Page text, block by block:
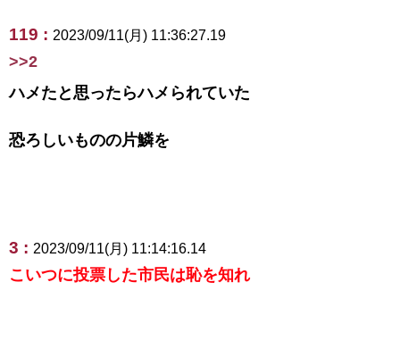
119 : 2023/09/11(月) 11:36:27.19
>>2
ハメたと思ったらハメられていた
恐ろしいものの片鱗を
3 : 2023/09/11(月) 11:14:16.14
こいつに投票した市民は恥を知れ